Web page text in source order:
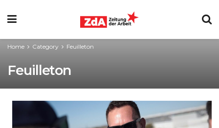
Home Category Feuilleton
Feuilleton